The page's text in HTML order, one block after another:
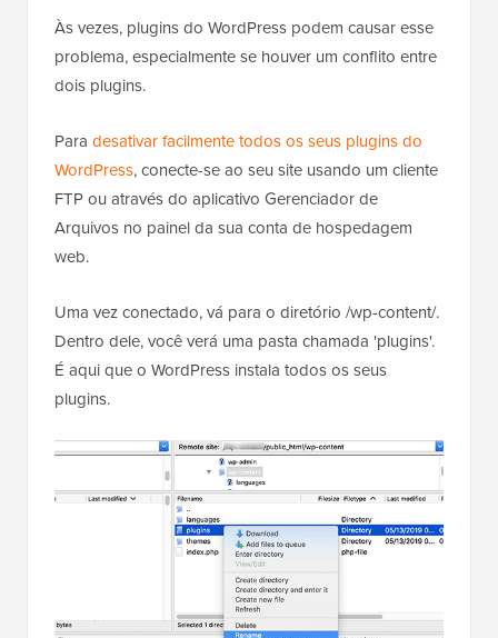
Às vezes, plugins do WordPress podem causar esse
problema, especialmente se houver um conflito entre
dois plugins.
Para desativar facilmente todos os seus plugins do
WordPress, conecte-se ao seu site usando um cliente
FTP ou através do aplicativo Gerenciador de
Arquivos no painel da sua conta de hospedagem
web.
Uma vez conectado, vá para o diretório /wp-content/.
Dentro dele, você verá uma pasta chamada 'plugins'.
É aqui que o WordPress instala todos os seus
plugins.